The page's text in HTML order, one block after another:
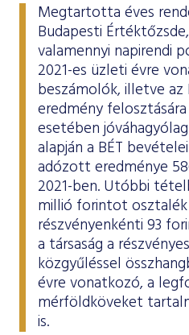
Megtartotta éves
Budapesti
valamennyi napirendi
2021-es üzleti évre
beszámolók, illetve
eredmény
esetében
alapján a BÉT
adózott eredménye
2021-ben. Utóbbi
millió forintot
részvényenkénti 93
a társaság a
közgyűléssel
évre vonatkozó, a
mérföldköveket
is.